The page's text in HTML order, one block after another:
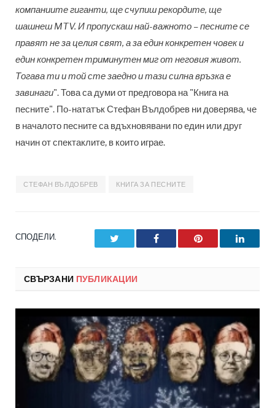
компаниите гиганти, ще счупиш рекордите, ще
шашнеш MTV. И пропускаш най-важното – песните се
правят не за целия свят, а за един конкретен човек и
един конкретен триминутен миг от неговия живот.
Тогава ти и той сте заедно и тази силна връзка е
завинаги".Това са думи от предговора на "Книга на
песните". По-нататък Стефан Вълдобрев ни доверява, че
в началото песните са вдъхновявани по един или друг
начин от спектаклите, в които играе.
СТЕФАН ВЪЛДОБРЕВ КНИГА ЗА ПЕСНИТЕ
СПОДЕЛИ. Facebook Pinterest
СВЪРЗАНИ ПУБЛИКАЦИИ